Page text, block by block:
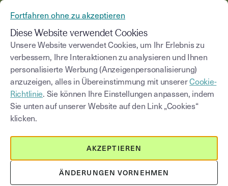
Die digitale Unterschrift für
Ihr Verkaufsmandat
Wenn Sie Verkaufsmandate für Immobilien aushandeln,
geht es dabei um lukrative Provisionen – besonders im
Fall exklusiver Verkaufsmandate. Je schneller der
Verkäufer unterschreibt, desto besser. Eine elektronische
Signatur ist der beste Weg, um diesen Prozess zu
beschleunigen.
Fortfahren ohne zu akzeptieren
Diese Website verwendet Cookies
Unsere Website verwendet Cookies, um Ihr Erlebnis zu
verbessern, Ihre Interaktionen zu analysieren und Ihnen
personalisierte Werbung (Anzeigenpersonalisierung)
anzuzeigen, alles in Übereinstimmung mit unsererCookie-
Richtlinie. Sie können Ihre Einstellungen anpassen, indem
Sie unten auf unserer Website auf den Link „Cookies“
klicken.
ÄNDERUNGEN VORNEHMEN
AKZEPTIEREN